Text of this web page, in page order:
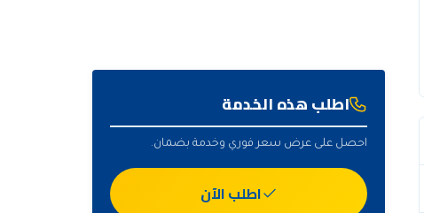
اطلب هذه الخدمة
احصل على عرض سعر فوري وخدمة بضمان.
اطلب الآن